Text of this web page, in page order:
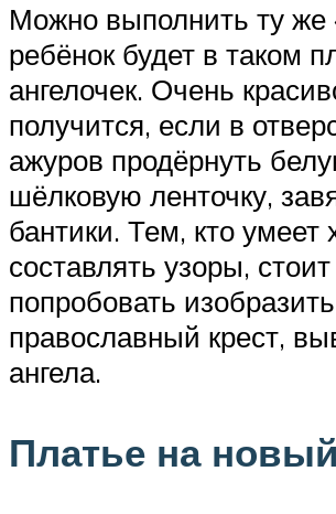
Можно выполнить ту же
ребёнок будет в таком
ангелочек. Очень
получится, если в
ажуров продёрнуть
шёлковую ленточку,
бантики. Тем, кто умеет
составлять узоры, стоит
попробовать изобразить
православный крест,
ангела.
Платье на